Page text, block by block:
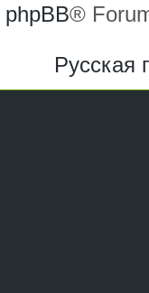
phpBB®
Русская